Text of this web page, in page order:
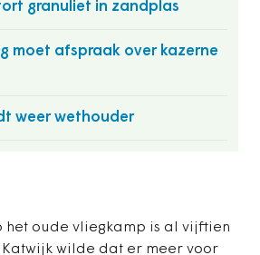
granuliet in zandplas
moet afspraak over kazerne
weer wethouder
het oude vliegkamp is al vijftien
wilde dat er meer voor